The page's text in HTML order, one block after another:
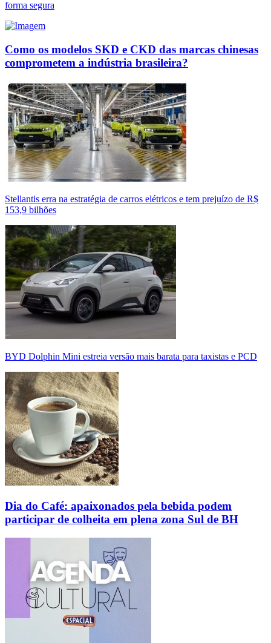
forma segura
Como os modelos SKD e CKD das marcas chinesas
comprometem a indústria brasileira?
Stellantis erra na estratégia de carros elétricos e tem prejuízo de R$
153,9 bilhões
BYD Dolphin Mini estreia versão mais barata para taxistas e PCD
Dia do Café: apaixonados pela bebida podem
participar de colheita em plena zona Sul de BH